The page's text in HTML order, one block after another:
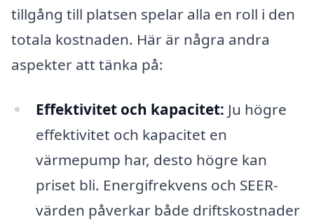
tillgång till platsen spelar alla en roll i den
totala kostnaden. Här är några andra
aspekter att tänka på:
Effektivitet och kapacitet: Ju högre
effektivitet och kapacitet en
värmepump har, desto högre kan
priset bli. Energifrekvens och SEER-
värden påverkar både driftskostnader